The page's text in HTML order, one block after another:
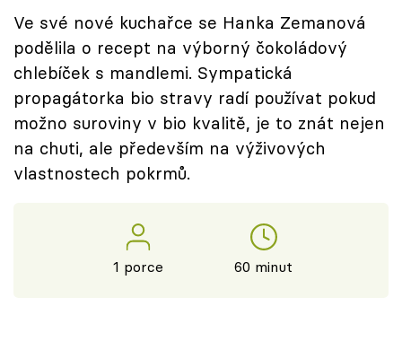
Sledujte prima+
Přihlášení
Sledujte nás
Ve své nové kuchařce se Hanka Zemanová
podělila o recept na výborný čokoládový
chlebíček s mandlemi. Sympatická
propagátorka bio stravy radí používat pokud
možno suroviny v bio kvalitě, je to znát nejen
na chuti, ale především na výživových
vlastnostech pokrmů.
1 porce 60 minut